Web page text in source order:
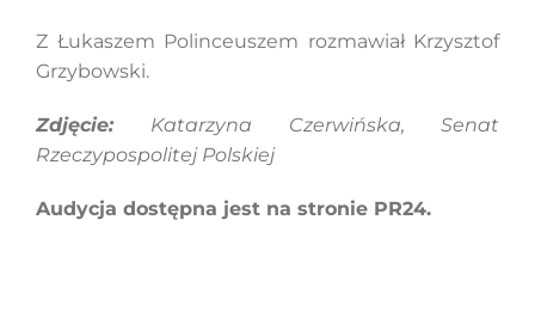
Z Łukaszem Polinceuszem rozmawiał Krzysztof
Grzybowski.
Zdjęcie: Katarzyna Czerwińska, Senat
Rzeczypospolitej Polskiej
Audycja dostępna jest na stronie PR24.